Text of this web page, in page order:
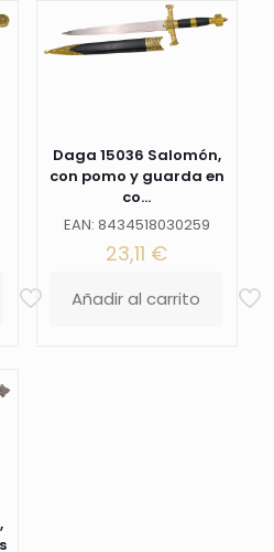
Daga 15036 Salomón,
con pomo y guarda en
co...
EAN: 8434518030259
23,11 €
Añadir al carrito